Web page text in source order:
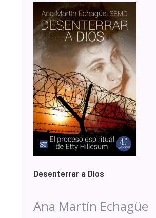
Desenterrar a Dios
Ana Martín Echagüe